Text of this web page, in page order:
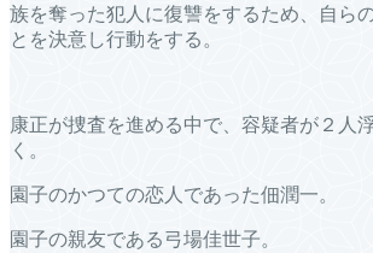
族を奪った犯人に復讐をするため、自ら
とを決意し行動をする。
康正が捜査を進める中で、容疑者が２人
く。
園子のかつての恋人であった佃潤一。
園子の親友である弓場佳世子。